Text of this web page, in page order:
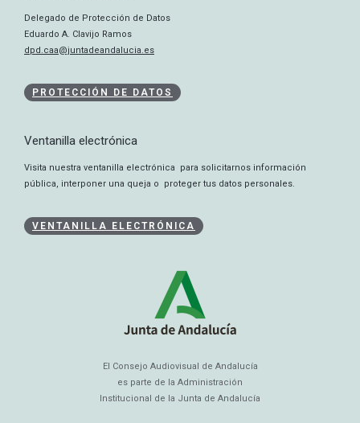
Delegado de Protección de Datos
Eduardo A. Clavijo Ramos
dpd.caa@juntadeandalucia.es
PROTECCIÓN DE DATOS
Ventanilla electrónica
Visita nuestra ventanilla electrónica para solicitarnos información
pública, interponer una queja o proteger tus datos personales.
VENTANILLA ELECTRÓNICA
El Consejo Audiovisual de Andalucía
es parte de la Administración
Institucional de la Junta de Andalucía